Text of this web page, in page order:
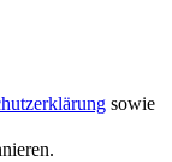
sowie